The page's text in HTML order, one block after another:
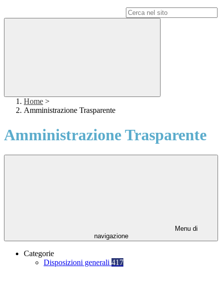
Home >
Amministrazione Trasparente
Amministrazione Trasparente
Menu di
navigazione
Categorie
Disposizioni generali 417